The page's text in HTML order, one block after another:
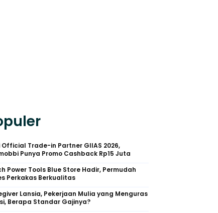
Trade-in Partner GIIAS 2026,
Punya Promo Cashback Rp15 Juta
Power Tools Blue Store Hadir, Permudah
Perkakas Berkualitas
Lansia, Pekerjaan Mulia yang Menguras
Berapa Standar Gajinya?